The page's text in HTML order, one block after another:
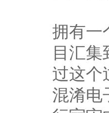
拥有一
目汇
过这个
混淆电